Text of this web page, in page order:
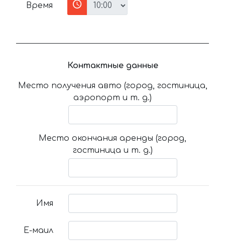
Время
Контактные данные
Место получения авто (город, гостиница,
аэропорт и т. д.)
Место окончания аренды (город,
гостиница и т. д.)
Имя
Е-маил